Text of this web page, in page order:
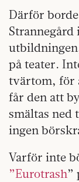
Därför
på teater.
tvärtom, för
får den att
smältas
ingen
Varför inte
”Eurotrash”